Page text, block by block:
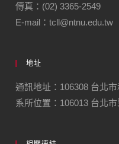
傳真：(02) 3365-2549
E-mail：tcll@ntnu.edu.tw
地址
通訊地址：106308 台北
系所位置：106013 台北